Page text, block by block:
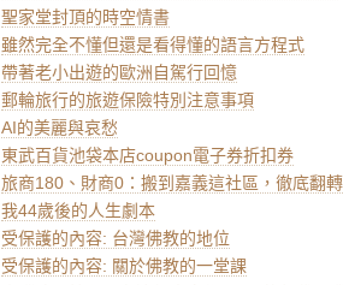
聖家堂封頂的時空情書
雖然完全不懂但還是看得懂的語言方程式
帶著老小出遊的歐洲自駕行回憶
郵輪旅行的旅遊保險特別注意事項
AI的美麗與哀愁
東武百貨池袋本店coupon電子券折扣券
旅商180、財商0：搬到嘉義這社區，徹底翻
我44歲後的人生劇本
受保護的內容: 台灣佛教的地位
受保護的內容: 關於佛教的一堂課